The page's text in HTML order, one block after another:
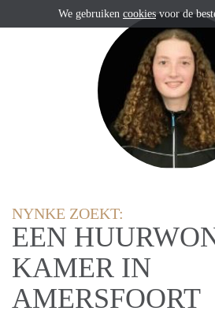
NYNKE ZOEKT:
EEN
KAMER IN
AMERSFOORT
We gebruiken cookiesvoor de